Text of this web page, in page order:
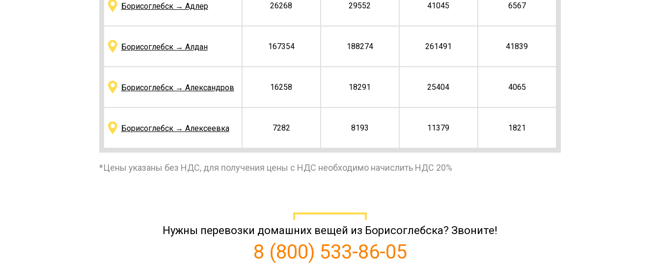
Борисоглебск → Адлер 26268 29552 41045 6567
Борисоглебск → Алдан 167354 188274 261491 41839
Борисоглебск → Александров 16258 18291 25404 4065
Борисоглебск → Алексеевка 7282 8193 11379 1821
Борисоглебск → Алексин 12936 14553 20213
189068 212702
*Цены указаны без НДС, для получения цены с НДС необходимо начислить НДС 20%
Нужны перевозки домашних вещей из Борисоглебска? Звоните!
8 (800) 533-86-05